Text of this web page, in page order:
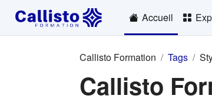
Passer au contenu principal
Accueil
Callisto Formation Tags
Callisto